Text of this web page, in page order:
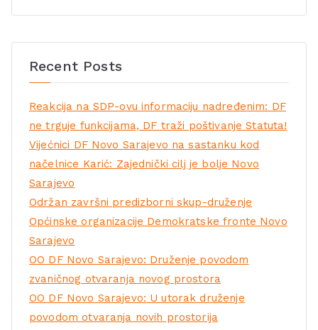
Recent Posts
Reakcija na SDP-ovu informaciju nadređenim: DF
ne trguje funkcijama, DF traži poštivanje Statuta!
Vijećnici DF Novo Sarajevo na sastanku kod
načelnice Karić: Zajednički cilj je bolje Novo
Sarajevo
Održan završni predizborni skup-druženje
Općinske organizacije Demokratske fronte Novo
Sarajevo
OO DF Novo Sarajevo: Druženje povodom
zvaničnog otvaranja novog prostora
OO DF Novo Sarajevo: U utorak druženje
povodom otvaranja novih prostorija